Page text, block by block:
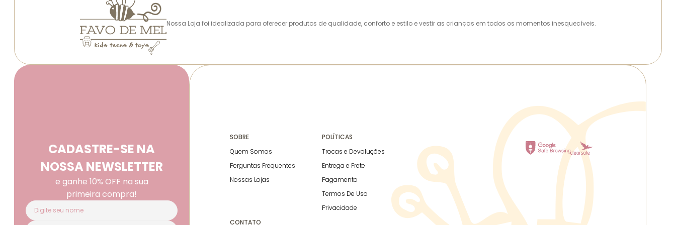
Nossa Loja foi idealizada para oferecer produtos de qualidade, conforto e estilo e vestir as crianças em todos os momentos inesquecíveis.
CADASTRE-SE NA
NOSSA NEWSLETTER
e ganhe 10% OFF na sua
primeira compra!
SOBRE
Quem Somos
Perguntas Frequentes
Nossas Lojas
POLÍTICAS
Trocas e Devoluções
Entrega e Frete
Pagamento
Termos De Uso
Privacidade
CONTATO